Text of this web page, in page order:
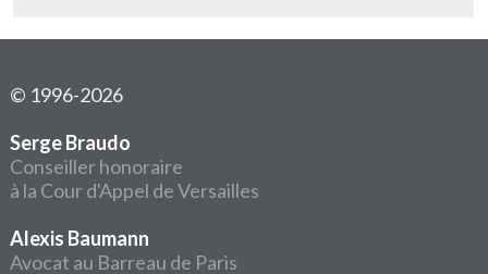
© 1996-2026
Serge Braudo
Conseiller honoraire
à la Cour d'Appel de Versailles
Alexis Baumann
Avocat au Barreau de Paris